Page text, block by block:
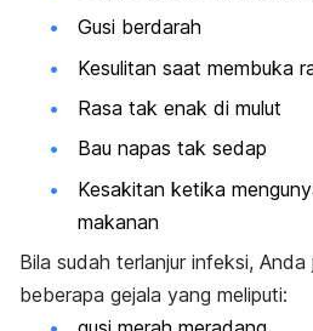
Gusi berdarah
Kesulitan saat membuka
Rasa tak enak di mulut
Bau napas tak sedap
Kesakitan ketika
makanan
Bila sudah terlanjur infeksi,
beberapa gejala yang meliputi: